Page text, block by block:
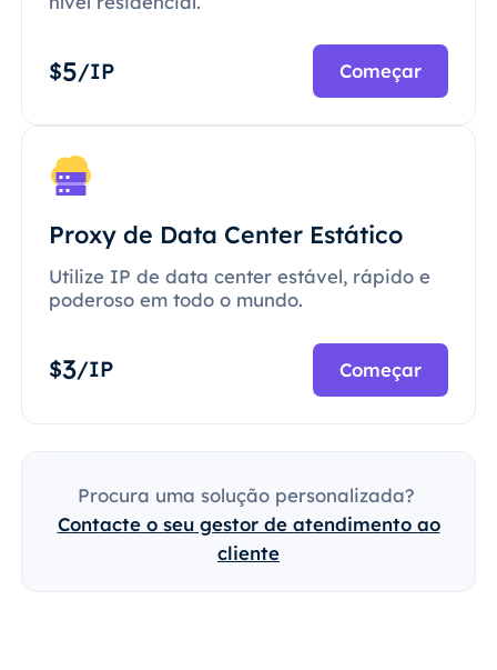
$5/IP Começar
Proxy de Data Center Estático
Utilize IP de data center estável, rápido e
poderoso em todo o mundo.
$3/IP Começar
Procura uma solução personalizada?
Contacte o seu gestor de atendimento ao
cliente